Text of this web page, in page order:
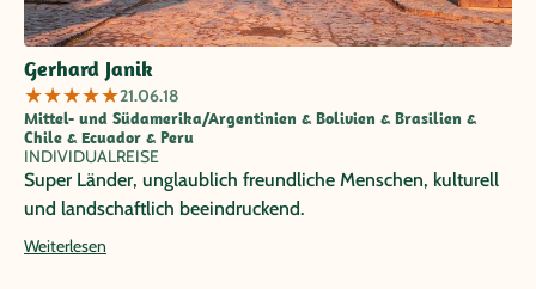
Gerhard Janik
★★★★★21.06.18
Mittel- und Südamerika/Argentinien & Bolivien & Brasilien &
Chile & Ecuador & Peru
INDIVIDUALREISE
Super Länder, unglaublich freundliche Menschen, kulturell
und landschaftlich beeindruckend.
Weiterlesen